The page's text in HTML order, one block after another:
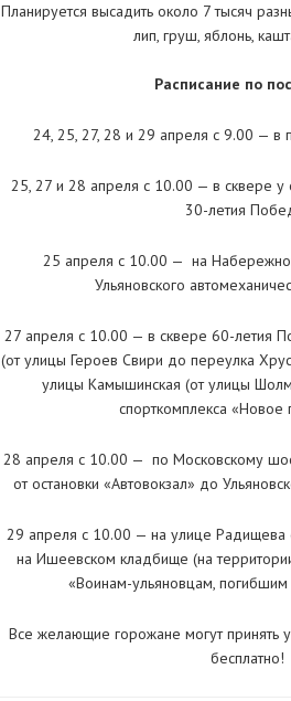
Планируется высадить около 7 тысяч
лип, груш, яблонь,
Расписание по
24, 25, 27, 28 и 29 апреля с 9.00 — в
25, 27 и 28 апреля с 10.00 — в сквере
30-летия
25 апреля с 10.00 — на
Ульяновского
27 апреля с 10.00 — в сквере 60-летия
(от улицы Героев Свири до переулка
улицы Камышинская (от улицы
спорткомплекса «Новое
28 апреля с 10.00 — по Московскому
от остановки «Автовокзал» до
29 апреля с 10.00 — на улице
на Ишеевском кладбище (на
«Воинам-ульяновцам,
Все желающие горожане могут принять
бесплатно!